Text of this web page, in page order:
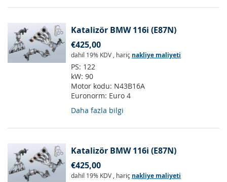
Katalizör BMW 116i (E87N)
€425,00
dahil 19% KDV , hariç nakliye maliyeti
PS: 122
kW: 90
Motor kodu: N43B16A
Euronorm: Euro 4
Daha fazla bilgi
Katalizör BMW 116i (E87N)
€425,00
dahil 19% KDV , hariç nakliye maliyeti